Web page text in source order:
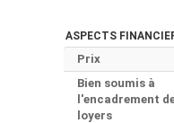
ASPECTS
Prix
Bien soumis à
l'encadrement
loyers